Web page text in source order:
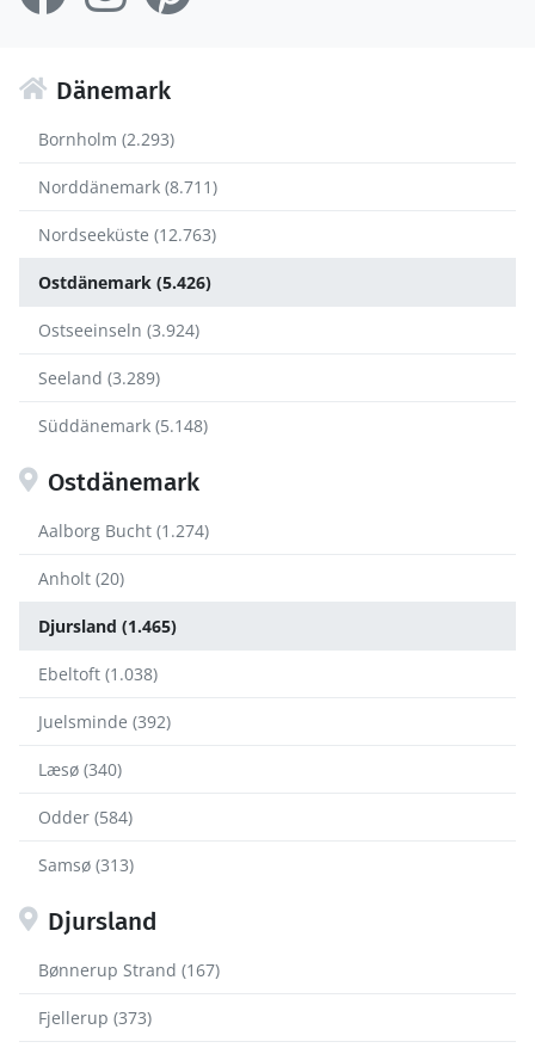
Dänemark
Bornholm (2.293)
Norddänemark (8.711)
Nordseeküste (12.763)
Ostdänemark (5.426)
Ostseeinseln (3.924)
Seeland (3.289)
Süddänemark (5.148)
Ostdänemark
Aalborg Bucht (1.274)
Anholt (20)
Djursland (1.465)
Ebeltoft (1.038)
Juelsminde (392)
Læsø (340)
Odder (584)
Samsø (313)
Djursland
Bønnerup Strand (167)
Fjellerup (373)